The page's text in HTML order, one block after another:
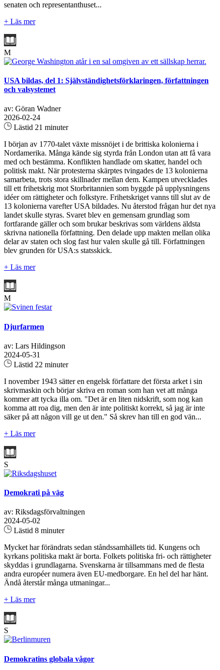
senaten och representanthuset...
+ Läs mer
M
USA bildas, del 1: Självständighetsförklaringen, författningen
och valsystemet
av: Göran Wadner
2026-02-24
Lästid 21 minuter
I början av 1770-talet växte missnöjet i de brittiska kolonierna i
Nordamerika. Många kände sig styrda från London utan att få vara
med och bestämma. Konflikten handlade om skatter, handel och
politisk makt. När protesterna skärptes tvingades de 13 kolonierna
samarbeta, trots stora skillnader mellan dem. Kampen utvecklades
till ett frihetskrig mot Storbritannien som byggde på upplysningens
idéer om rättigheter och folkstyre. Frihetskriget vanns till slut av de
13 kolonierna varefter USA bildades. Nu återstod frågan hur det nya
landet skulle styras. Svaret blev en gemensam grundlag som
fortfarande gäller och som brukar beskrivas som världens äldsta
skrivna nationella författning. Den delade upp makten mellan olika
delar av staten och slog fast hur valen skulle gå till. Författningen
blev grunden för USA:s statsskick.
+ Läs mer
M
Djurfarmen
av: Lars Hildingson
2024-05-31
Lästid 22 minuter
I november 1943 sätter en engelsk författare det första arket i sin
skrivmaskin och börjar skriva en roman som han vet att många
kommer att tycka illa om. "Det är en liten nidskrift, som nog kan
komma att roa dig, men den är inte politiskt korrekt, så jag är inte
säker på att någon vill ge ut den." Så skrev han till en god vän...
+ Läs mer
S
Demokrati på väg
av: Riksdagsförvaltningen
2024-05-02
Lästid 8 minuter
Mycket har förändrats sedan ståndssamhällets tid. Kungens och
kyrkans politiska makt är borta. Folkets politiska fri- och rättigheter
skyddas i grundlagarna. Svenskarna är tillsammans med de flesta
andra européer numera även EU-medborgare. En hel del har hänt.
Ändå återstår många utmaningar...
+ Läs mer
S
Demokratins globala vågor